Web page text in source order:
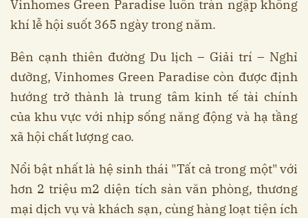
Vinhomes Green Paradise luôn tràn ngập không
khí lễ hội suốt 365 ngày trong năm.
Bên cạnh thiên đường Du lịch – Giải trí – Nghỉ
dưỡng, Vinhomes Green Paradise còn được định
hướng trở thành là trung tâm kinh tế tài chính
của khu vực với nhịp sống năng động và hạ tầng
xã hội chất lượng cao.
Nổi bật nhất là hệ sinh thái "Tất cả trong một" với
hơn 2 triệu m2 diện tích sàn văn phòng, thương
mại dịch vụ và khách sạn, cùng hàng loạt tiện ích